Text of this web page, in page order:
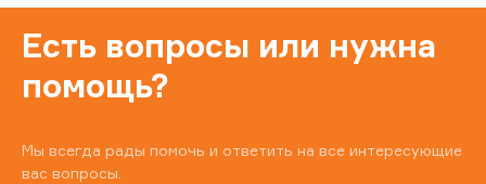
Есть вопросы или нужна
помощь?
Мы всегда рады помочь и ответить на все интересующие
вас вопросы.